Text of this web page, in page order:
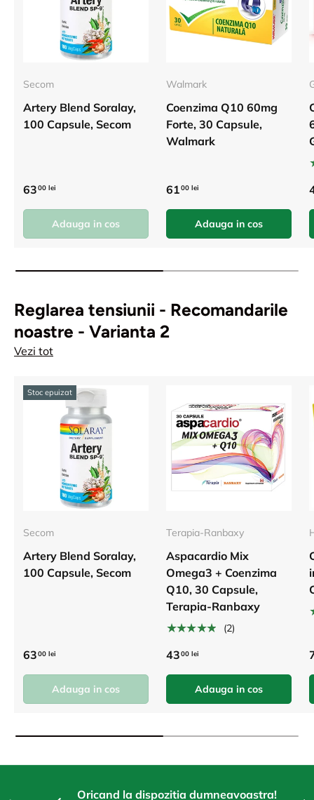
Secom
Artery Blend Soralay,
100 Capsule, Secom
6300 lei
Adauga in cos
Walmark
Coenzima Q10 60mg
Forte, 30 Capsule,
Walmark
6100 lei
Adauga in cos
Reglarea tensiunii - Recomandarile
noastre - Varianta 2
Vezi tot
Stoc epuizat
Secom
Artery Blend Soralay,
100 Capsule, Secom
6300 lei
Adauga in cos
Terapia-Ranbaxy
Aspacardio Mix
Omega3 + Coenzima
Q10, 30 Capsule,
Terapia-Ranbaxy
★★★★★
(2)
4300 lei
Adauga in cos
Oricand la dispozitia dumneavoastra!